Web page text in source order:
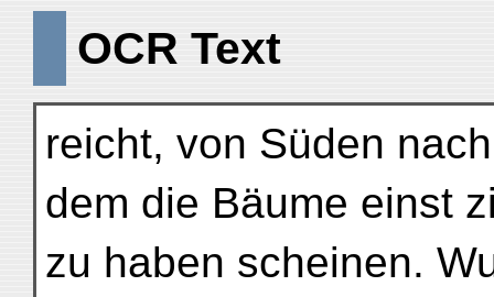
OCR Text
reicht, von Süden
dem die Bäume einst
zu haben scheinen.